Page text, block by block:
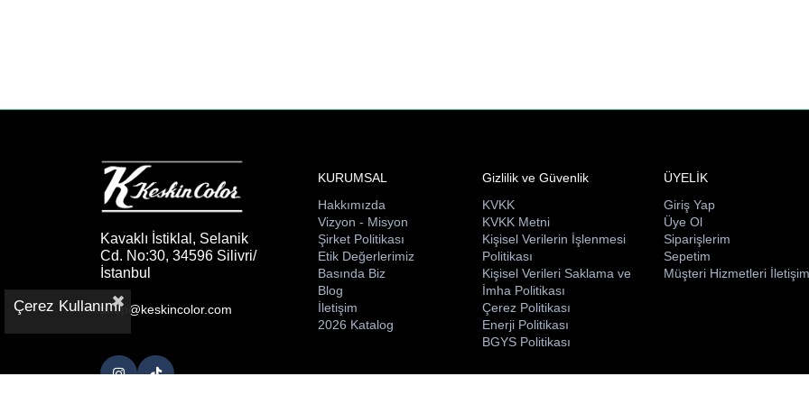
Kavaklı İstiklal, Selanik
Cd. No:30, 34596 Silivri/
İstanbul
shop@keskincolor.com
KURUMSAL
Hakkımızda
Vizyon - Misyon
Şirket Politikası
Etik Değerlerimiz
Basında Biz
Blog
İletişim
2026 Katalog
Gizlilik ve Güvenlik
KVKK
KVKK Metni
Kişisel Verilerin İşlenmesi
Politikası
Kişisel Verileri Saklama ve
İmha Politikası
Çerez Politikası
Enerji Politikası
BGYS Politikası
ÜYELİK
Giriş Yap
Üye Ol
Siparişlerim
Sepetim
Müşteri Hizmetleri İletişim
Çerez Kullanımı